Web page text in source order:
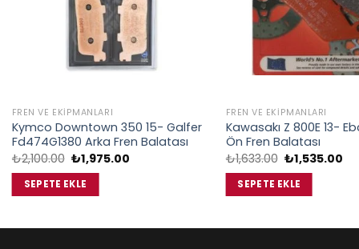
FREN VE EKIPMANLARI
Kymco Downtown 350 15- Galfer
Fd474G1380 Arka Fren Balatası
₺2,100.00 Orijinal
fiyat:
₺2,100.00.
₺1,975.00
SEPETE EKLE
FREN VE EKIPMANLARI
Kawasakı Z 800E 13-
Ön Fren Balatası
₺1,633.00 Orijinal
fiyat:
₺1,633.00.
₺1,535.00Şu
SEPETE EKLE